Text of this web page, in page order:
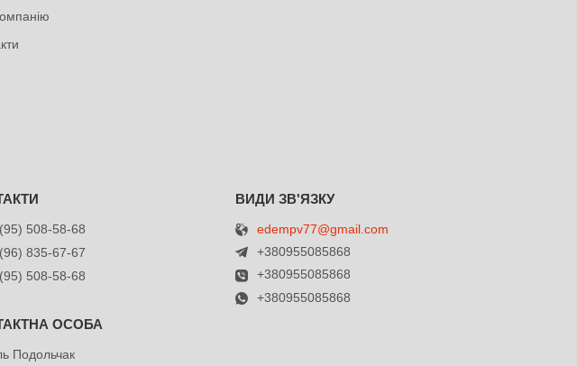
508-58-68
835-67-67
508-58-68
Подольчак
edempv77@gmail.com
+380955085868
+380955085868
+380955085868